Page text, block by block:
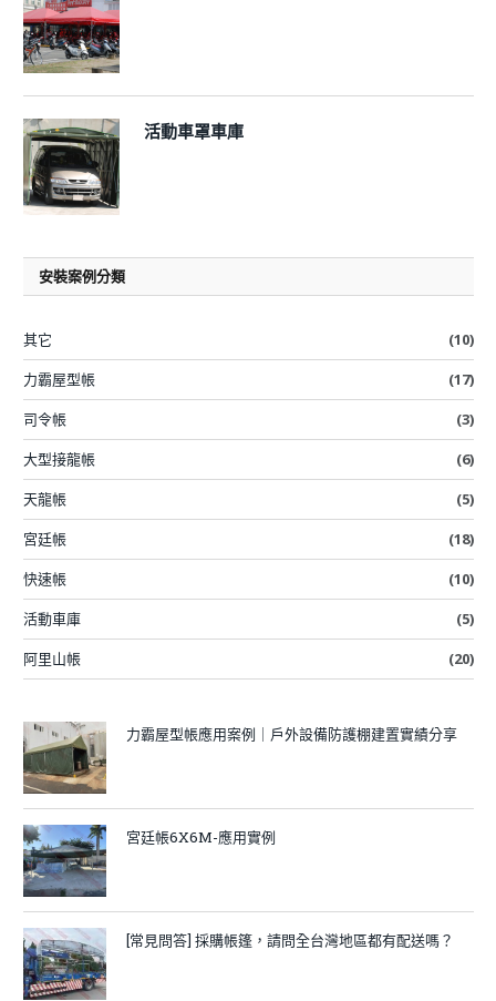
活動車罩車庫
安裝案例分類
其它
(10)
力霸屋型帳
(17)
司令帳
(3)
大型接龍帳
(6)
天龍帳
(5)
宮廷帳
(18)
快速帳
(10)
活動車庫
(5)
阿里山帳
(20)
力霸屋型帳應用案例｜戶外設備防護棚建置實績分享
宮廷帳6X6M-應用實例
[常見問答] 採購帳篷，請問全台灣地區都有配送嗎？